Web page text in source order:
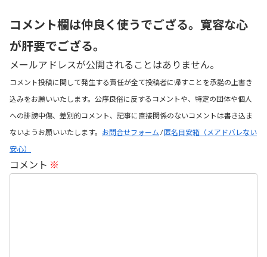
コメント欄は仲良く使うでござる。寛容な心
が肝要でござる。
メールアドレスが公開されることはありません。
コメント投稿に関して発生する責任が全て投稿者に帰すことを承諾の上書き
込みをお願いいたします。公序良俗に反するコメントや、特定の団体や個人
への誹謗中傷、差別的コメント、記事に直接関係のないコメントは書き込ま
ないようお願いいたします。 お問合せフォーム /匿名目安箱（メアドバレない
安心）
コメント ※